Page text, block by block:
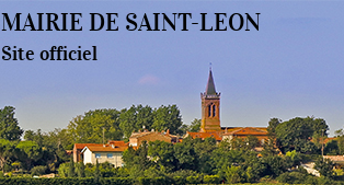
MAIRIE DE SAINT-LEON
Site officiel